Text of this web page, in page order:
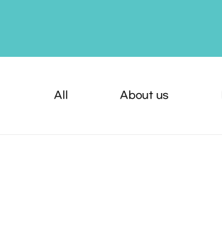
All About us